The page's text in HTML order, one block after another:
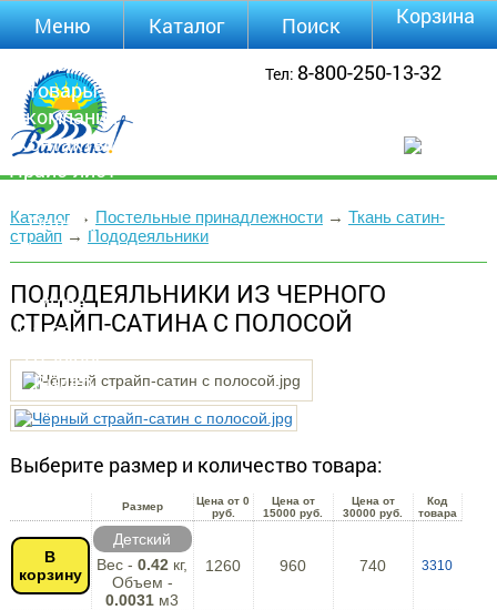
Тел: 8-800-250-13-32
Каталог→ Постельные принадлежности→ Ткань сатин-
страйп → Пододеяльники
ПОДОДЕЯЛЬНИКИ ИЗ ЧЕРНОГО
СТРАЙП-САТИНА С ПОЛОСОЙ
Выберите размер и количество товара:
Размер
Цена от 0
руб.
Цена от
15000 руб.
Цена от
30000 руб.
Код
товара
В
корзину
Детский
Вес -0.42 кг,
Объем -
0.0031 м3
1260 960 740 3310
Меню
Уцененные
товары
О компании
Контакты
Прайс-лист
Оплата
Доставка
инфа
Магазины
Отзывы
Видео
Каталог Поиск Корзина